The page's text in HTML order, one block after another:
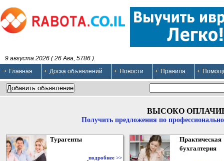
9 августа 2026 ( 26 Ава, 5786 ).
Главная
Доска объявлений Новости Правила
ВЫСОКО
Получить предложения по
Турагенты
подробнее >>
Практическая
бухгалтерия